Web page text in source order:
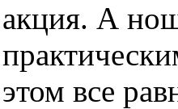
акция. А
этом все